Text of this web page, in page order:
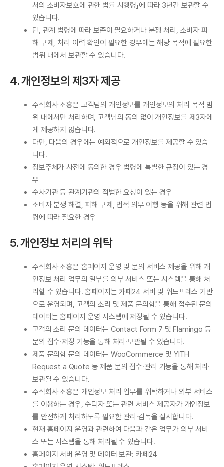
서의 소비자보호에 관한 법률 시행령」에 따라 3년간 보관할 수
있습니다.
단, 관계 법령에 따라 보존이 필요하거나 분쟁 처리, 소비자 피
해 구제, 처리 이력 확인이 필요한 경우에는 해당 목적에 필요한
범위 내에서 보관할 수 있습니다.
4. 개인정보의 제3자 제공
주식회사 조흥은 고객님의 개인정보를 개인정보의 처리 목적 범
위 내에서만 처리하며, 고객님의 동의 없이 개인정보를 제3자에
게 제공하지 않습니다.
다만, 다음의 경우에는 예외적으로 개인정보를 제공할 수 있습
니다.
정보주체가 사전에 동의한 경우 법령에 특별한 규정이 있는 경
우
수사기관 등 관계기관의 적법한 요청이 있는 경우
소비자 분쟁 해결, 피해 구제, 법적 의무 이행 등을 위해 관련 법
령에 따라 필요한 경우
5. 개인정보 처리의 위탁
주식회사 조흥은 홈페이지 운영 및 문의 서비스 제공을 위해 개
인정보 처리 업무의 일부를 외부 서비스 또는 시스템을 통해 처
리할 수 있습니다. 홈페이지는 카페24 서버 및 워드프레스 기반
으로 운영되며, 고객의 소리 및 제품 문의함을 통해 접수된 문의
데이터는 홈페이지 운영 시스템에 저장될 수 있습니다.
고객의 소리 문의 데이터는 Contact Form 7 및 Flamingo 등
문의 접수·저장 기능을 통해 처리·보관될 수 있습니다.
제품 문의함 문의 데이터는 WooCommerce 및 YITH
Request a Quote 등 제품 문의 접수·관리 기능을 통해 처리·
보관될 수 있습니다.
주식회사 조흥은 개인정보 처리 업무를 위탁하거나 외부 서비스
를 이용하는 경우, 수탁자 또는 관련 서비스 제공자가 개인정보
를 안전하게 처리하도록 필요한 관리·감독을 실시합니다.
현재 홈페이지 운영과 관련하여 다음과 같은 업무가 외부 서비
스 또는 시스템을 통해 처리될 수 있습니다.
홈페이지 서버 운영 및 데이터 보관: 카페24